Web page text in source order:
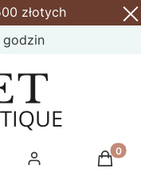
złotych
godzin